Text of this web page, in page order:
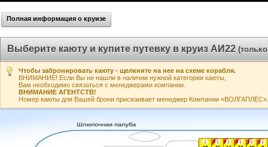
Полная информация о круизе
Выберите каюту и купите путевку в круиз АИ22
Чтобы забронировать каюту - щелкните на нее на схеме корабля.
ВНИМАНИЕ! Если Вы не нашли в наличии нужной категории каюты,
Вам необходимо связаться с менеджерами компании.
ВНИМАНИЕ АГЕНТСТВ!
Номер каюты для Вашей брони присваивает менеджер Компании «ВОЛГАПЛЁС».
1
1
1
1
1 1